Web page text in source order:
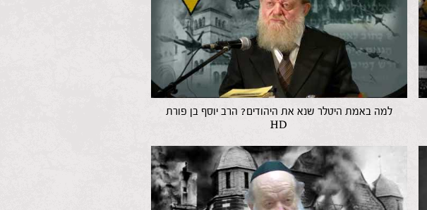
למה באמת היטלר שנא את היהודים? הרב יוסף בן פורת
HD